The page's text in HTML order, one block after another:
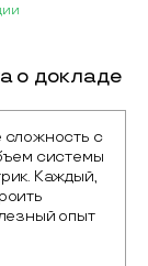
о докладе
сложность с
системы
Каждый,
опыт